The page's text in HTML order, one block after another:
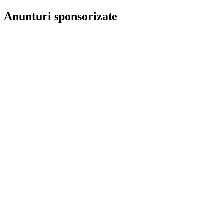
Anunturi sponsorizate